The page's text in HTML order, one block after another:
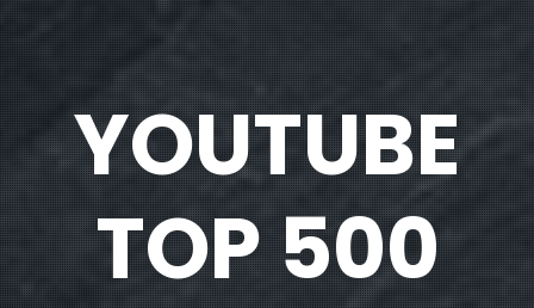
YOUTUBE
TOP 500